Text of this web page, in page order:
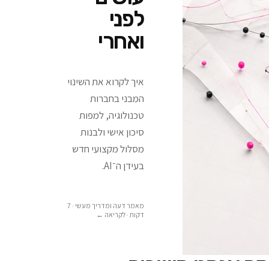
לפני
איך לקרוא את השינוי
המבני בחברות
טכנולוגיה, למפות
סיכון אישי ולבנות
מסלול מקצועי חדש
מאמר דעה ומדריך מעשי · 7